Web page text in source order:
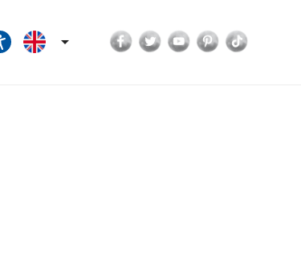
 Facebook
TwitterYouTubePinterest